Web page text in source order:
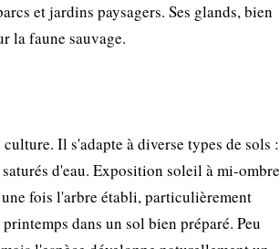
et jardins paysagers. Ses glands, bien
la faune sauvage.
Il s'adapte à diverse types de sols :
d'eau. Exposition soleil à mi-ombre
fois l'arbre établi, particulièrement
dans un sol bien préparé. Peu